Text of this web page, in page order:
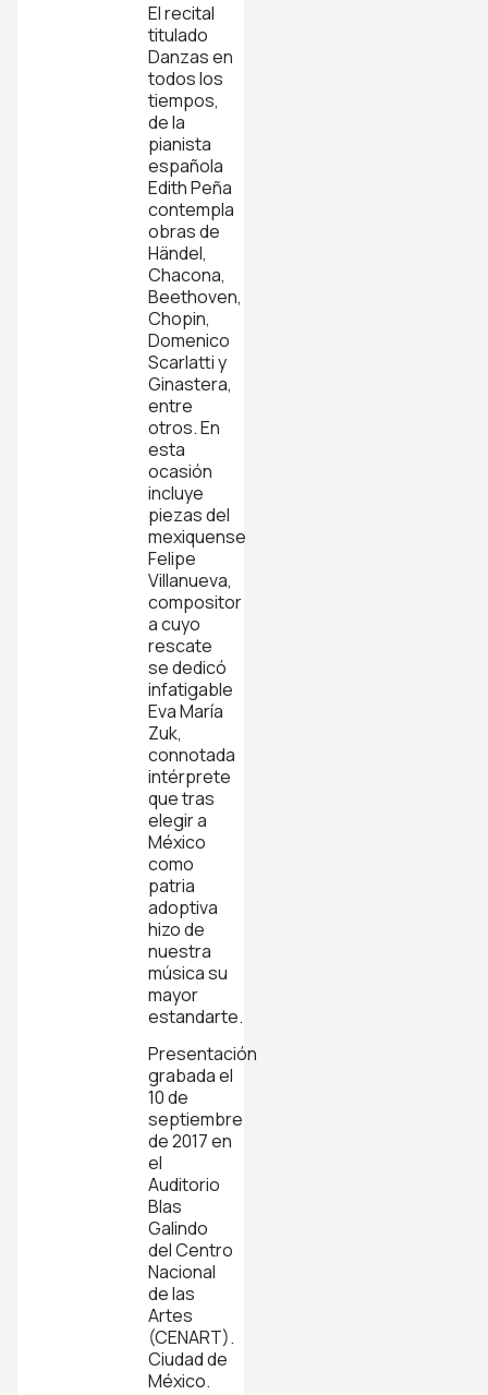
El recital
titulado
Danzas en
todos los
tiempos,
de la
pianista
española
Edith Peña
contempla
obras de
Händel,
Chacona,
Beethoven,
Chopin,
Domenico
Scarlatti y
Ginastera,
entre
otros. En
esta
ocasión
incluye
piezas del
mexiquense
Felipe
Villanueva,
compositor
a cuyo
rescate
se dedicó
infatigable
Eva María
Zuk,
connotada
intérprete
que tras
elegir a
México
como
patria
adoptiva
hizo de
nuestra
música su
mayor
estandarte.
Presentación
grabada el
10 de
septiembre
de 2017 en
el
Auditorio
Blas
Galindo
del Centro
Nacional
de las
Artes
(CENART).
Ciudad de
México.